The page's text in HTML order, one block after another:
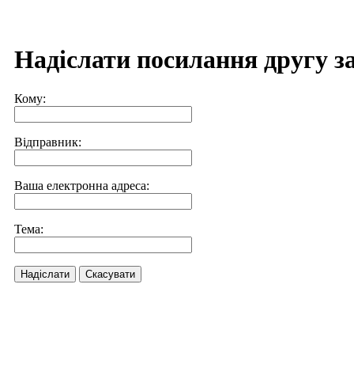
Надіслати посилання другу
Кому:
Відправник:
Ваша електронна адреса:
Тема:
Надіслати Скасувати